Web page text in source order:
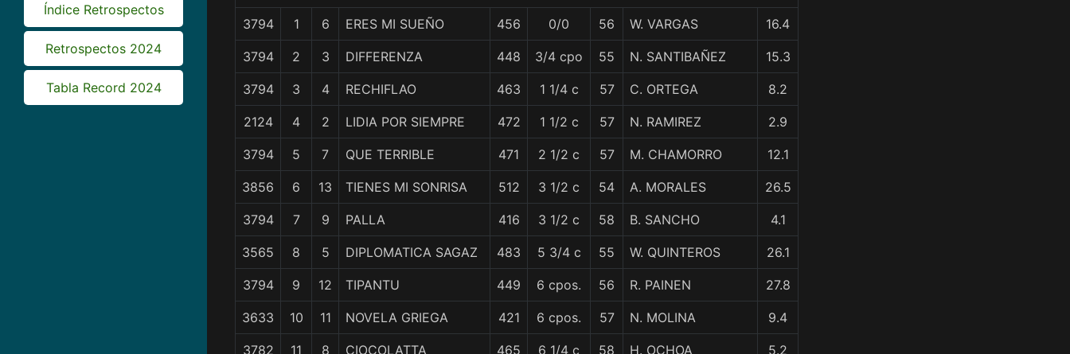
Índice Retrospectos
Retrospectos 2024
Tabla Record 2024
3794 1 6 ERES MI SUEÑO 456 0/0 56 W. VARGAS 16.4
3794 2 3 DIFFERENZA 448 3/4 cpo 55 N. SANTIBAÑEZ 15.3
3794 3 4 RECHIFLAO 463 1 1/4 c 57 C. ORTEGA 8.2
2124 4 2 LIDIA POR SIEMPRE 472 1 1/2 c 57 N. RAMIREZ 2.9
3794 5 7 QUE TERRIBLE 471 2 1/2 c 57 M. CHAMORRO 12.1
3856 6 13 TIENES MI SONRISA 512 3 1/2 c 54 A. MORALES 26.5
3794 7 9 PALLA 416 3 1/2 c 58 B. SANCHO 4.1
3565 8 5 DIPLOMATICA SAGAZ 483 5 3/4 c 55 W. QUINTEROS 26.1
3794 9 12 TIPANTU 449 6 cpos. 56 R. PAINEN 27.8
3633 10 11 NOVELA GRIEGA 421 6 cpos. 57 N. MOLINA 9.4
3782 11 8 CIOCOLATTA 465 6 1/4 c 58 H. OCHOA 5.2